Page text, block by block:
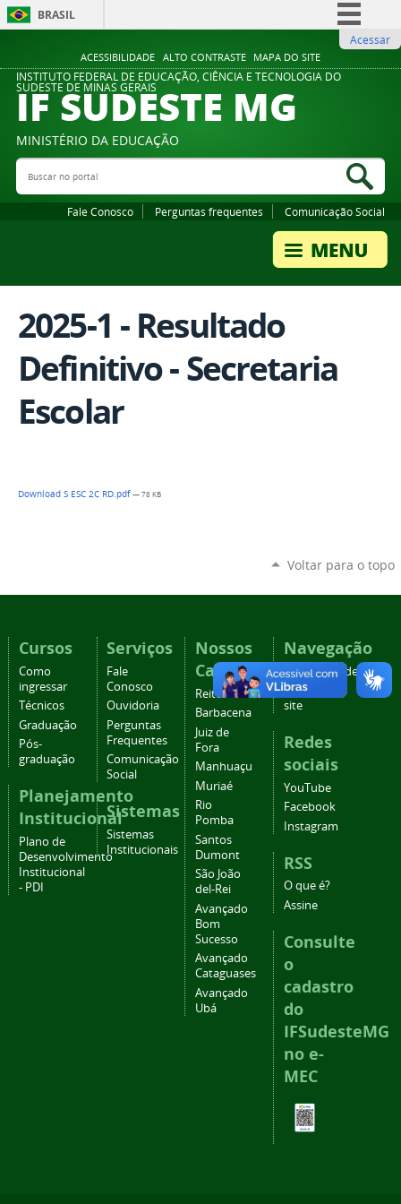
ACESSIBILIDADE ALTO CONTRASTE MAPA DO SITE
BRASIL
Comunica BR
Participe
Legislação
Acessar
INSTITUTO FEDERAL DE EDUCAÇÃO, CIÊNCIA E TECNOLOGIA DO
SUDESTE DE MINAS GERAIS
IF SUDESTE MG
MINISTÉRIO DA EDUCAÇÃO
Buscar no portal
Fale Conosco Perguntas frequentes Comunicação Social
2025-1 - Resultado
Definitivo - Secretaria
Escolar
Download S ESC 2C RD.pdf— 78 KB
Voltar para o topo
Cursos
Como
ingressar
Técnicos
Graduação
Pós-
graduação
Planejamento
Institucional
Plano de
Desenvolvimento
Institucional
- PDI
Serviços
Fale
Conosco
Ouvidoria
Perguntas
Frequentes
Comunicação
Social
Sistemas
Sistemas
Institucionais
Nossos
Campi
Reitoria
Barbacena
Juiz de
Fora
Manhuaçu
Muriaé
Rio
Pomba
Santos
Dumont
São João
del-Rei
Avançado
Bom
Sucesso
Avançado
Cataguases
Avançado
Ubá
Navegação
Acessibilidade
Mapa do
site
Redes
sociais
YouTube
Facebook
Instagram
RSS
O que é?
Assine
Consulte
o
cadastro
do
IFSudesteMG
no e-
MEC